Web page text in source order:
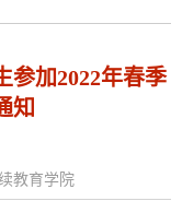
参加2022年春季
知
教育学院